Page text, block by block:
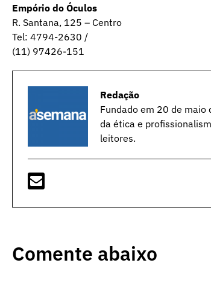
Empório do Óculos
R. Santana, 125 – Centro
Tel: 4794-2630 /
(11) 97426-151
Redação
Fundado em 20 de
da ética e
leitores.
Comente abaixo